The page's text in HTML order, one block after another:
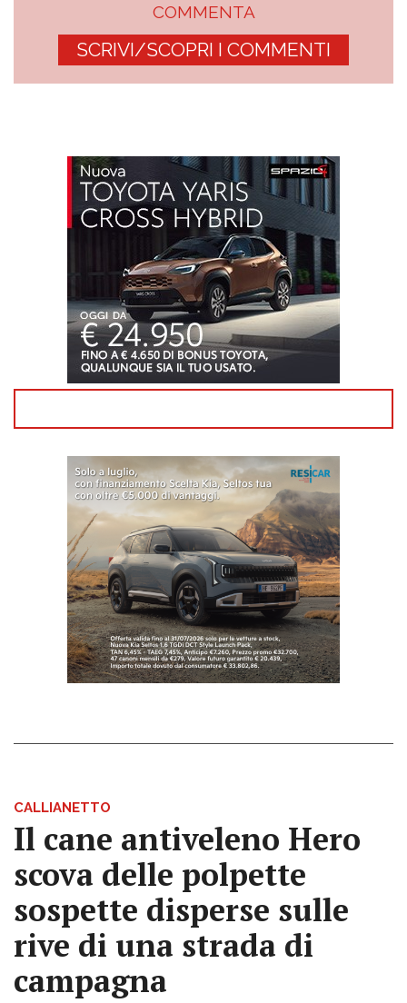
COMMENTA
SCRIVI/SCOPRI I COMMENTI
CALLIANETTO
Il cane antiveleno Hero
scova delle polpette
sospette disperse sulle
rive di una strada di
campagna